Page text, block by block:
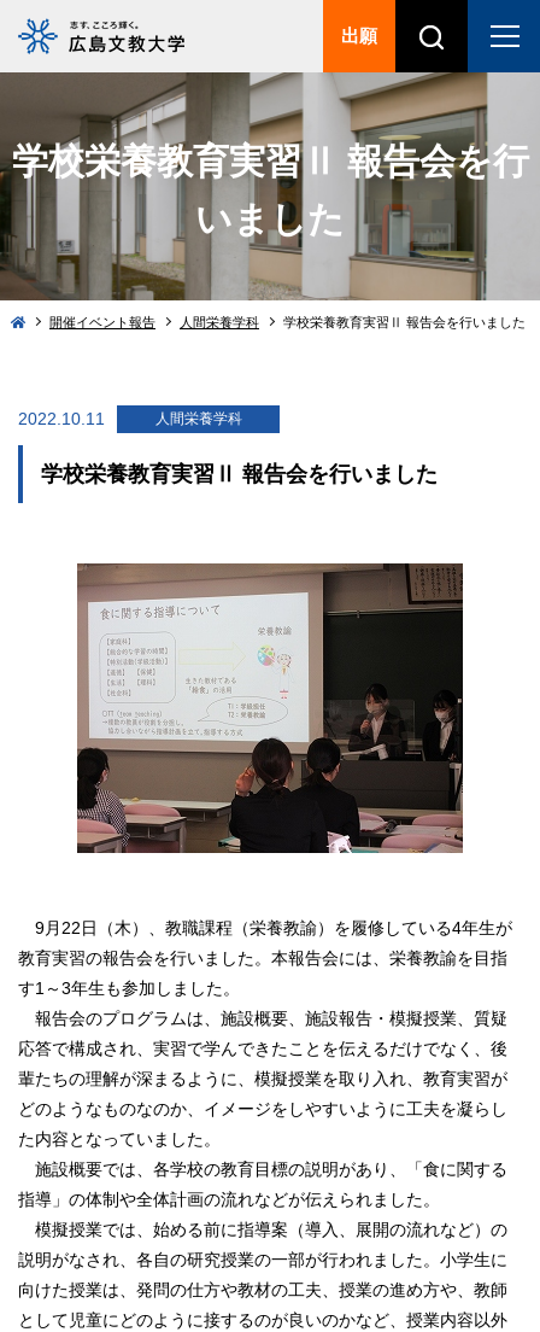
学校栄養教育実習Ⅱ 報告会を行
いました
開催イベント報告 人間栄養学科 学校栄養教育実習Ⅱ 報告会を行いました
2022.10.11 人間栄養学科
学校栄養教育実習Ⅱ 報告会を行いました
9月22日（木）、教職課程（栄養教諭）を履修している4年生が
教育実習の報告会を行いました。本報告会には、栄養教諭を目指
す1～3年生も参加しました。
報告会のプログラムは、施設概要、施設報告・模擬授業、質疑
応答で構成され、実習で学んできたことを伝えるだけでなく、後
輩たちの理解が深まるように、模擬授業を取り入れ、教育実習が
どのようなものなのか、イメージをしやすいように工夫を凝らし
た内容となっていました。
施設概要では、各学校の教育目標の説明があり、「食に関する
指導」の体制や全体計画の流れなどが伝えられました。
模擬授業では、始める前に指導案（導入、展開の流れなど）の
説明がなされ、各自の研究授業の一部が行われました。小学生に
向けた授業は、発問の仕方や教材の工夫、授業の進め方や、教師
として児童にどのように接するのが良いのかなど、授業内容以外
出願